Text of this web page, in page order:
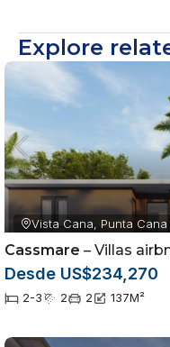
Explore
Vista Cana, Punta Cana
Cassmare – Villas
Desde US$234,270
2-3 2 2 137M²